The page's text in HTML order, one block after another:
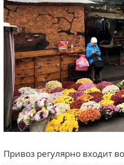
Привоз регулярно входит